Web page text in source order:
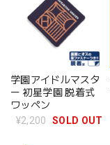
学園アイドルマスタ
ー 初星学園 脱着式
ワッペン
¥2,200
SOLD OUT